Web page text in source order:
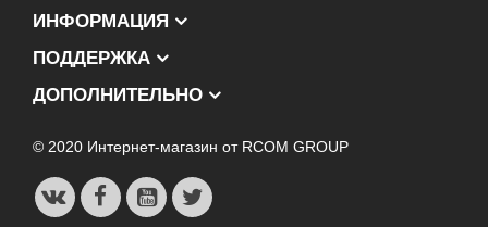
ИНФОРМАЦИЯ
ПОДДЕРЖКА
ДОПОЛНИТЕЛЬНО
© 2020 Интернет-магазин от RCOM GROUP